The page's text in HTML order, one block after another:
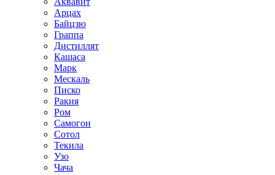
Арцах
Байцзю
Граппа
Дистиллят
Кашаса
Марк
Мескаль
Писко
Ракия
Ром
Самогон
Сотол
Текила
Узо
Чача